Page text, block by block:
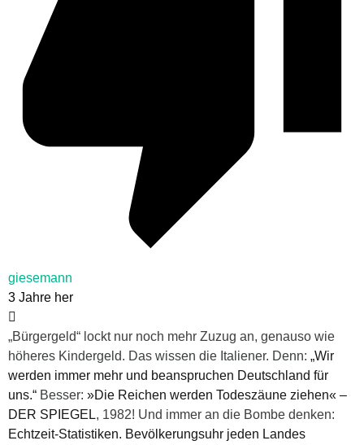
giesemann
3 Jahre her
„Bürgergeld“ lockt nur noch mehr Zuzug an, genauso wie
höheres Kindergeld. Das wissen die Italiener. Denn: „Wir
werden immer mehr und beanspruchen Deutschland für
uns.“ Besser: »Die Reichen werden Todeszäune ziehen« –
DER SPIEGEL, 1982! Und immer an die Bombe denken:
Echtzeit-Statistiken. Bevölkerungsuhr jeden Landes